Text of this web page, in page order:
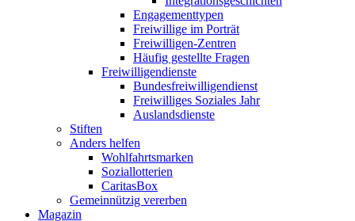
Engagementtypen
Freiwillige im Porträt
Freiwilligen-Zentren
Häufig gestellte Fragen
Freiwilligendienste
Bundesfreiwilligendienst
Freiwilliges Soziales Jahr
Auslandsdienste
Stiften
Anders helfen
Wohlfahrtsmarken
Soziallotterien
CaritasBox
Gemeinnützig vererben
Magazin